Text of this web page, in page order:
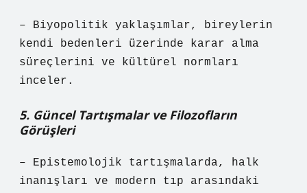
– Biyopolitik yaklaşımlar, bireylerin
kendi bedenleri üzerinde karar alma
süreçlerini ve kültürel normları
inceler.
5. Güncel Tartışmalar ve Filozofların
Görüşleri
– Epistemolojik tartışmalarda, halk
inanışları ve modern tıp arasındaki